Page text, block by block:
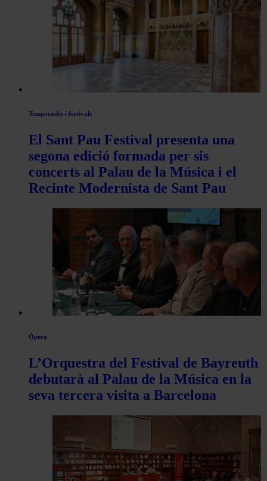
Temporades i festivals
El Sant Pau Festival presenta una
segona edició formada per sis
concerts al Palau de la Música i el
Recinte Modernista de Sant Pau
Òpera
L’Orquestra del Festival de Bayreuth
debutarà al Palau de la Música en la
seva tercera visita a Barcelona